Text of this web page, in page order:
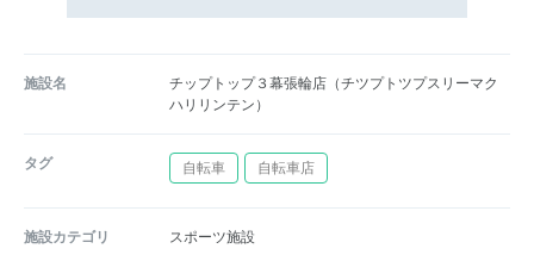
施設名
チップトップ３幕張輪店（チツプトツプスリーマク
ハリリンテン）
タグ 自転車 自転車店
施設カテゴリ スポーツ施設